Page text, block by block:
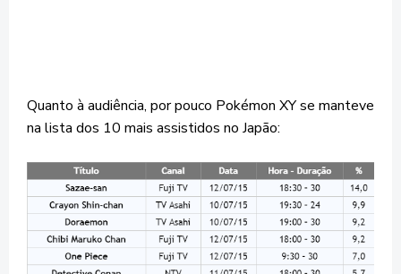
Quanto à audiência, por pouco Pokémon XY se manteve
na lista dos 10 mais assistidos no Japão: